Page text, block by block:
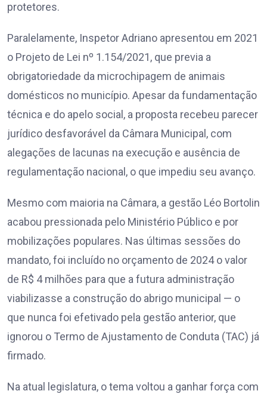
protetores.
Paralelamente, Inspetor Adriano apresentou em 2021
o Projeto de Lei nº 1.154/2021, que previa a
obrigatoriedade da microchipagem de animais
domésticos no município. Apesar da fundamentação
técnica e do apelo social, a proposta recebeu parecer
jurídico desfavorável da Câmara Municipal, com
alegações de lacunas na execução e ausência de
regulamentação nacional, o que impediu seu avanço.
Mesmo com maioria na Câmara, a gestão Léo Bortolin
acabou pressionada pelo Ministério Público e por
mobilizações populares. Nas últimas sessões do
mandato, foi incluído no orçamento de 2024 o valor
de R$ 4 milhões para que a futura administração
viabilizasse a construção do abrigo municipal — o
que nunca foi efetivado pela gestão anterior, que
ignorou o Termo de Ajustamento de Conduta (TAC) já
firmado.
Na atual legislatura, o tema voltou a ganhar força com